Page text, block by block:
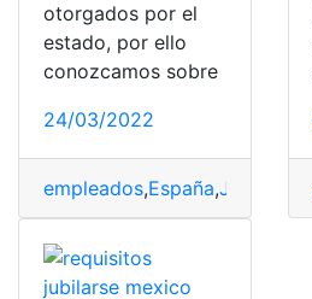
otorgados por el
estado, por ello
conozcamos sobre
24/03/2022
empleados,España,Jubilarse